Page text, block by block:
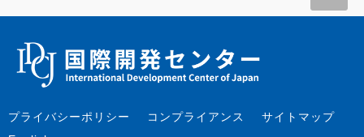
プライバシーポリシー コンプライアンス
サイトマップ